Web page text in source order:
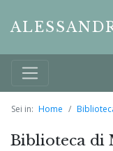
Sei in: Home
Biblioteca di